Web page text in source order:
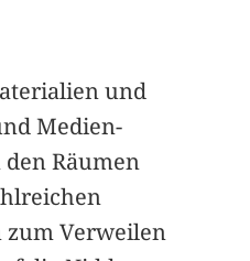
und
Medien-
Räumen
zum Verweilen